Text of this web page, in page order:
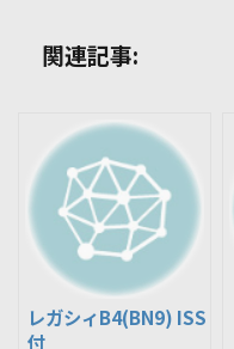
関連記事:
レガシィB4(BN9) ISS
付